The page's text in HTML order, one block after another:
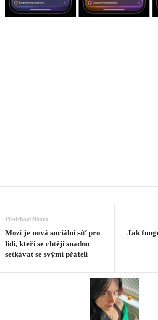
Předchozí článek
Mozi je nová sociální síť pro
lidi, kteří se chtějí snadno
setkávat se svými přáteli
Jak